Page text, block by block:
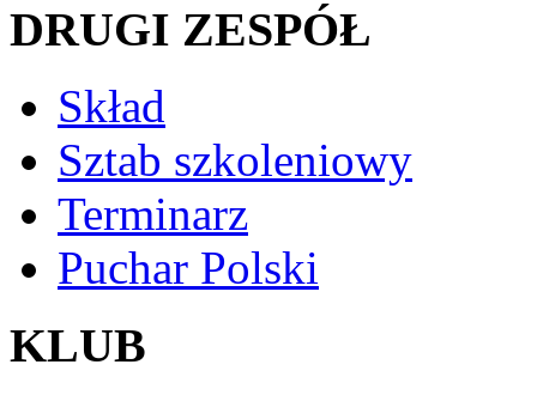
DRUGI ZESPÓŁ
Skład
Sztab szkoleniowy
Terminarz
Puchar Polski
KLUB